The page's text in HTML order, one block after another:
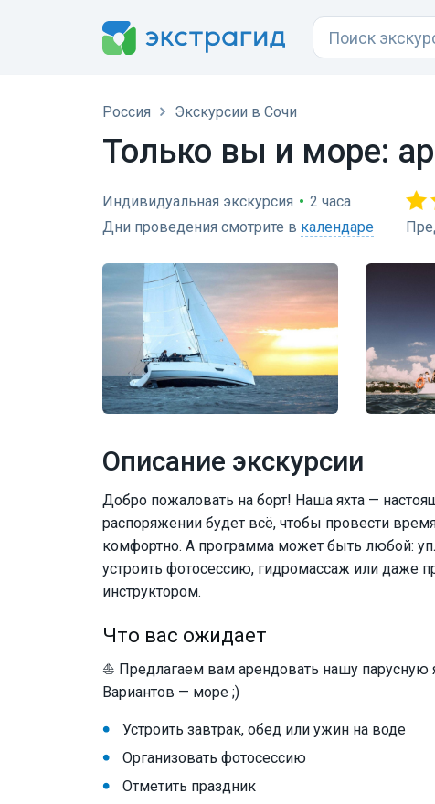
Россия Экскурсии в Сочи
Только вы и море:
Индивидуальная экскурсия • 2 часа
Дни проведения смотрите в календаре
Описание экскурсии
Добро пожаловать на борт! Наша яхта —
распоряжении будет всё, чтобы провести
комфортно. А программа может быть любой:
устроить фотосессию, гидромассаж или даже
инструктором.
Что вас ожидает
⛵ Предлагаем вам арендовать нашу парусную
Вариантов — море ;)
Устроить завтрак, обед или ужин на воде
Организовать фотосессию
Отметить праздник